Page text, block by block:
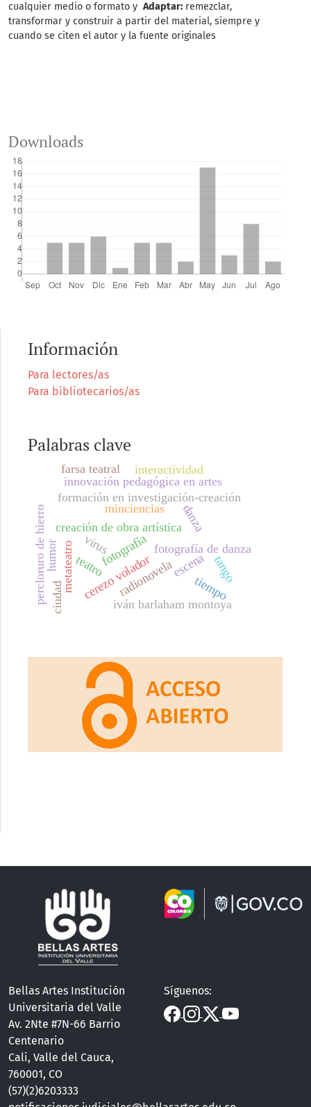
cualquier medio o formato y Adaptar: remezclar,
transformar y construir a partir del material, siempre y
cuando se citen el autor y la fuente originales
Downloads
Información
Para lectores/as
Para bibliotecarios/as
Palabras clave
fotografía escena
teatro
danza
formación en investigación-creación
creación de obra artística
minciencias
innovación pedagógica en artes
fotografía de danza
tango
cerezo volador
metateatro radionovela
iván barlaham montoya
percloruro de hierrohumor
tiempo
interactividad
virus
farsa teatral
ciudad
Bellas Artes Institución
Universitaria del Valle
Av. 2Nte #7N-66 Barrio
Centenario
Cali, Valle del Cauca,
760001, CO
(57)(2)6203333
Síguenos: